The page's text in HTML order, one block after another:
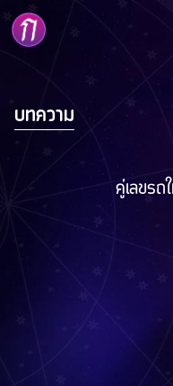
บทความ
คู่เลขร